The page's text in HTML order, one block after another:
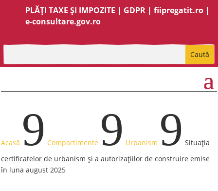
PLĂȚI TAXE ȘI IMPOZITE | GDPR |fiipregatit.ro |
e-consultare.gov.ro
Acasă 9 Compartimente 9 Urbanism 9 Situația
certificatelor de urbanism și a autorizațiilor de construire emise
în luna august 2025